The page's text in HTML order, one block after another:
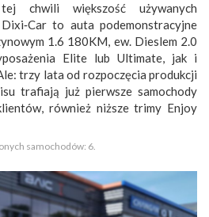
chwili większość używanych
to auta podemonstracyjne
1.6 180KM, ew. Dieslem 2.0
Elite lub Ultimate, jak i
trzy lata od rozpoczęcia produkcji
trafiają już pierwsze samochody
również niższe trimy Enjoy
samochodów: 6.